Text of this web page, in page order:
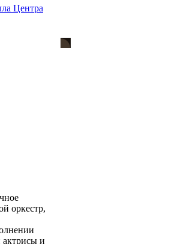
Центра
оркестр,
актрисы и